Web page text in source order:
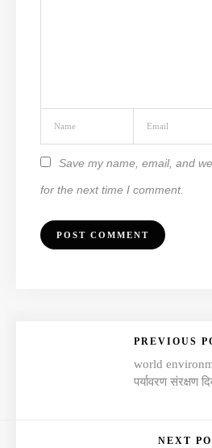
Save my name, email, and
for the next time I comment.
PREVIOUS
world
पर्यावरण संरक्षण
NEXT